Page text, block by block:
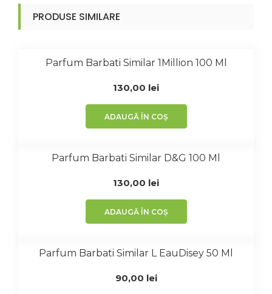
PRODUSE SIMILARE
Parfum Barbati Similar 1Million 100 Ml
130,00 lei
ADAUGĂ ÎN COȘ
Parfum Barbati Similar D&G 100 Ml
130,00 lei
ADAUGĂ ÎN COȘ
Parfum Barbati Similar L EauDisey 50 Ml
90,00 lei